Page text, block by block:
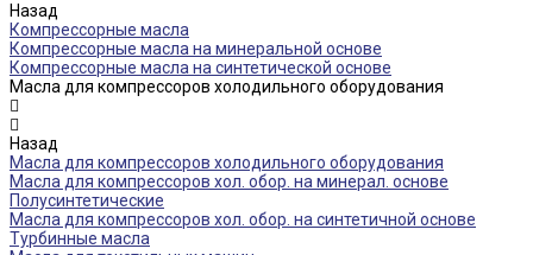
Назад
Компрессорные масла
Компрессорные масла на минеральной основе
Компрессорные масла на синтетической основе
Масла для компрессоров холодильного оборудования
Назад
Масла для компрессоров холодильного оборудования
Масла для компрессоров хол. обор. на минерал. основе
Полусинтетические
Масла для компрессоров хол. обор. на синтетичной основе
Турбинные масла